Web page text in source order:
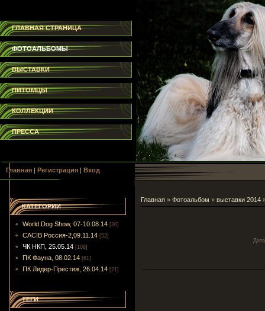
ГЛАВНАЯ СТРАНИЦА
ФОТОАЛЬБОМЫ
ВЫСТАВКИ
ПИТОМЦЫ
КОЛЛЕКЦИИ
ПРЕССА
Главная | Регистрация | Вход
КАТЕГОРИИ
World Dog Show, 07-10.08.14 [30]
CACIB Россия-2,09.11.14 [52]
ЧК НКП, 25.05.14 [108]
ПК Фауна, 08.02.14 [61]
ПК Лидер-Престиж, 26.04.14 [21]
ТЕГИ
Главная » Фотоальбом » выставки 2014
Дата